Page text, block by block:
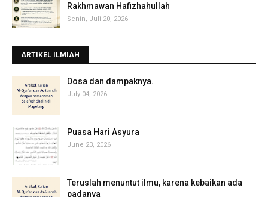
Rakhmawan Hafizhahullah
Senin, Juli 20, 2026
ARTIKEL ILMIAH
‎Dosa dan dampaknya.
July 04, 2026
Puasa Hari Asyura
June 23, 2026
Teruslah menuntut ilmu, karena kebaikan ada
padanya